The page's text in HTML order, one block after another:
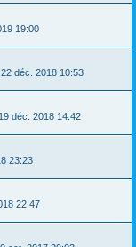
19:00
déc. 2018 10:53
déc. 2018 14:42
23:23
22:47